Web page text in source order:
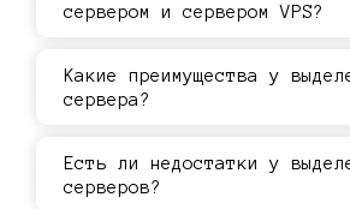
сервером и сервером VPS?
Какие преимущества у
сервера?
Есть ли недостатки у
серверов?